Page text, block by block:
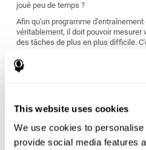
This website uses cookies
We use cookies to
provide social media features
joué peu de temps ?
Afin qu'un programme
véritablement, il doit pouvoir mesurer
des tâches de plus en plus difficile.
de stimulation cognitive qui puisse
vos caractéristiques et nécessités